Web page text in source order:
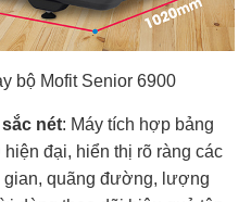
bộ Mofit Senior 6900
nét: Máy tích hợp bảng
đại, hiển thị rõ ràng các
gian, quãng đường, lượng